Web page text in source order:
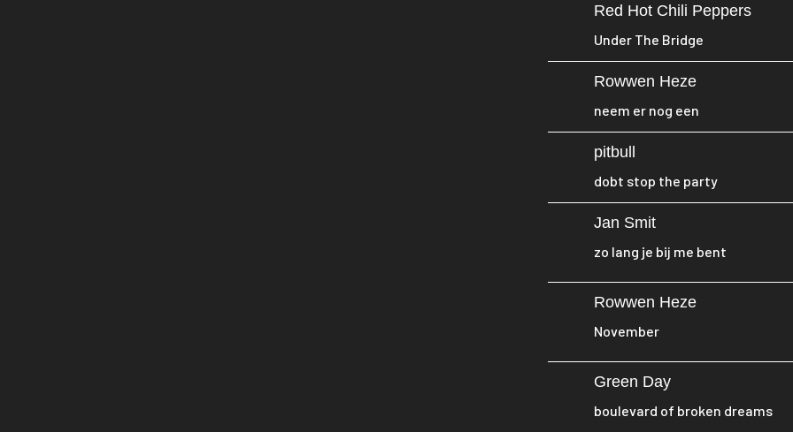
Red Hot Chili Peppers
Under The Bridge
Rowwen Heze
neem er nog een
pitbull
dobt stop the party
Jan Smit
zo lang je bij me bent
Rowwen Heze
November
Green Day
boulevard of broken dreams